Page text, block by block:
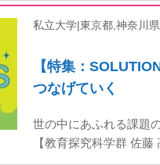
私立大学|東京都,神奈川
【特集：
つなげていく
世の中にあふれる課題
【教育探究科学群 佐